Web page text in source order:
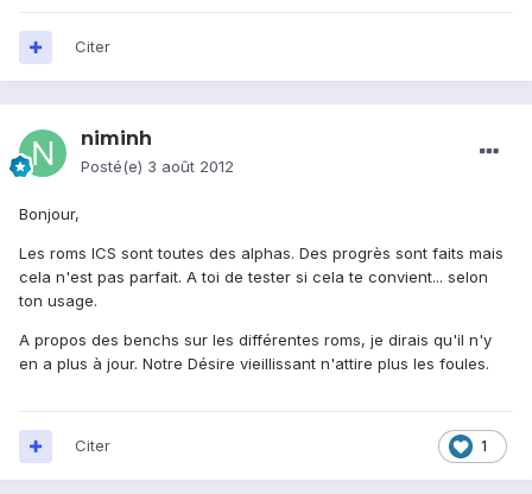
Citer
niminh
Posté(e) 3 août 2012
Bonjour,
Les roms ICS sont toutes des alphas. Des progrès sont faits mais
cela n'est pas parfait. A toi de tester si cela te convient... selon
ton usage.
A propos des benchs sur les différentes roms, je dirais qu'il n'y
en a plus à jour. Notre Désire vieillissant n'attire plus les foules.
1
Citer